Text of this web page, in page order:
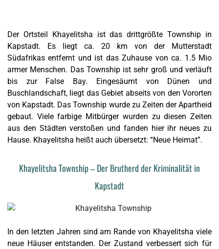
Der Ortsteil Khayelitsha ist das drittgrößte Township in
Kapstadt. Es liegt ca. 20 km von der Mutterstadt
Südafrikas entfernt und ist das Zuhause von ca. 1.5 Mio
armer Menschen. Das Township ist sehr groß und verläuft
bis zur False Bay. Eingesäumt von Dünen und
Buschlandschaft, liegt das Gebiet abseits von den Vororten
von Kapstadt. Das Township wurde zu Zeiten der Apartheid
gebaut. Viele farbige Mitbürger wurden zu diesen Zeiten
aus den Städten verstoßen und fanden hier ihr neues zu
Hause. Khayelitsha heißt auch übersetzt: “Neue Heimat”.
Khayelitsha Township – Der Brutherd der Kriminalität in
Kapstadt
In den letzten Jahren sind am Rande von Khayelitsha viele
neue Häuser entstanden. Der Zustand verbessert sich für